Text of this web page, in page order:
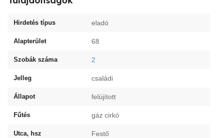
Hirdetés típus eladó
Alapterület 68
Szobák száma 2
Jelleg családi
Állapot felújított
Fűtés gáz cirkó
Utca, hsz Festő